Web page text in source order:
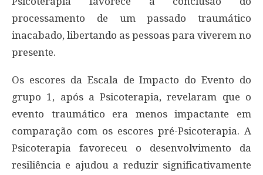
processamento de um passado traumático
inacabado, libertando as pessoas para viverem no
presente.
Os escores da Escala de Impacto do Evento do
grupo 1, após a Psicoterapia, revelaram que o
evento traumático era menos impactante em
comparação com os escores pré-Psicoterapia. A
Psicoterapia favoreceu o desenvolvimento da
resiliência e ajudou a reduzir significativamente